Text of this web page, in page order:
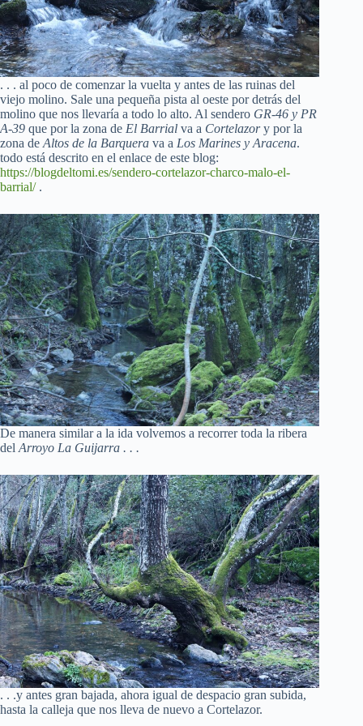
. . . al poco de comenzar la vuelta y antes de las ruinas del
viejo molino. Sale una pequeña pista al oeste por detrás del
molino que nos llevaría a todo lo alto. Al sendero GR-46 y PR
A-39 que por la zona de El Barrial va a Cortelazory por la
zona de Altos de la Barquera va a Los Marines y Aracena.
todo está descrito en el enlace de este blog:
https://blogdeltomi.es/sendero-cortelazor-charco-malo-el-
barrial/.
De manera similar a la ida volvemos a recorrer toda la ribera
del Arroyo La Guijarra . . .
. . .y antes gran bajada, ahora igual de despacio gran subida,
hasta la calleja que nos lleva de nuevo a Cortelazor.